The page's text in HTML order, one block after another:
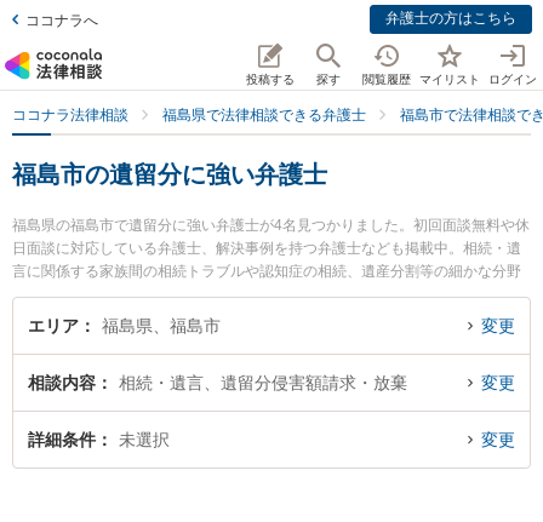
ココナラへ 弁護士の方はこちら
投稿する 探す 閲覧履歴 マイリスト ログイン
ココナラ法律相談 福島県で法律相談できる弁護士 福島市で法律相談で
福島市の遺留分に強い弁護士
福島県の福島市で遺留分に強い弁護士が4名見つかりました。初回面談無料や休
日面談に対応している弁護士、解決事例を持つ弁護士なども掲載中。相続・遺
言に関係する家族間の相続トラブルや認知症の相続、遺産分割等の細かな分野
での絞り込み検索もでき便利です。特に福光法律事務所の佐藤 孝明弁護士や福
島いなほ法律事務所の佐藤 初美弁護士、えんだ法律事務所の遠田 智也弁護士の
分のトラブル解決の実績豊富な近くの弁護士を検索したい』『初回相談無料で
遺留分を法律相談できる福島市内の弁護士に相談予約したい』などでお困りの
相談者さんにおすすめです。
エリア 福島県、福島市 変更
相談内容 相続・遺言、遺留分侵害額請求・放棄 変更
詳細条件 未選択 変更